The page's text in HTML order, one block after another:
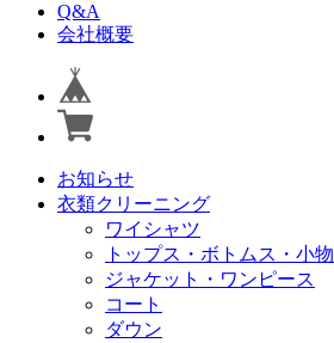
Q&A
会社概要
お知らせ
衣類クリーニング
ワイシャツ
トップス・ボトムス・小物
ジャケット・ワンピース
コート
ダウン